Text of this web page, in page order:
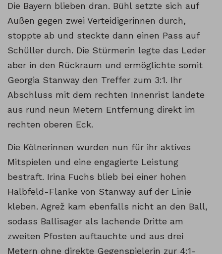
Die Bayern blieben dran. Bühl setzte sich auf
Außen gegen zwei Verteidigerinnen durch,
stoppte ab und steckte dann einen Pass auf
Schüller durch. Die Stürmerin legte das Leder
aber in den Rückraum und ermöglichte somit
Georgia Stanway den Treffer zum 3:1. Ihr
Abschluss mit dem rechten Innenrist landete
aus rund neun Metern Entfernung direkt im
rechten oberen Eck.
Die Kölnerinnen wurden nun für ihr aktives
Mitspielen und eine engagierte Leistung
bestraft. Irina Fuchs blieb bei einer hohen
Halbfeld-Flanke von Stanway auf der Linie
kleben. Agrež kam ebenfalls nicht an den Ball,
sodass Ballisager als lachende Dritte am
zweiten Pfosten auftauchte und aus drei
Metern ohne direkte Gegenspielerin zur 4:1-